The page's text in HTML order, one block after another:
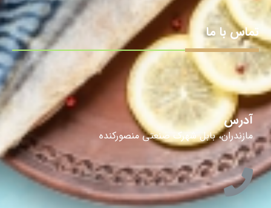
تماس با ما
آدرس
مازندران، بابل شهرک صنعتی منصورکنده